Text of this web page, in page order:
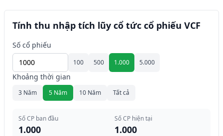
Tính thu nhập tích lũy cổ tức cổ phiếu VCF
Số cổ phiếu
100 500 1.000 5.000
Khoảng thời gian
3 Năm 5 Năm 10 Năm Tất cả
Số CP ban đầu
1.000
Số CP hiện tại
1.000